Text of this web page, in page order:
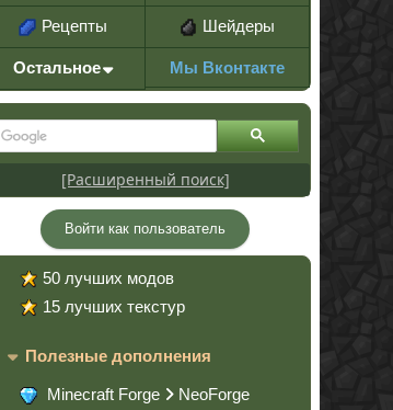
Рецепты Шейдеры
Остальное Мы Вконтакте
[Расширенный поиск]
Войти как пользователь
50 лучших модов
15 лучших текстур
Полезные дополнения
Minecraft Forge
NeoForge